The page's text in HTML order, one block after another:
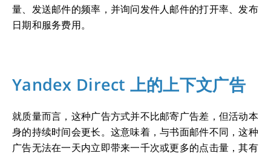
量、发送邮件的频率，并询问发件人邮件的打开率、发布
日期和服务费用。
Yandex Direct 上的上下文广告
就质量而言，这种广告方式并不比邮寄广告差，但活动本
身的持续时间会更长。这意味着，与书面邮件不同，这种
广告无法在一天内立即带来一千次或更多的点击量，其有